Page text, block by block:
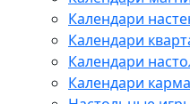
Календари
Календари
Календари
Календари